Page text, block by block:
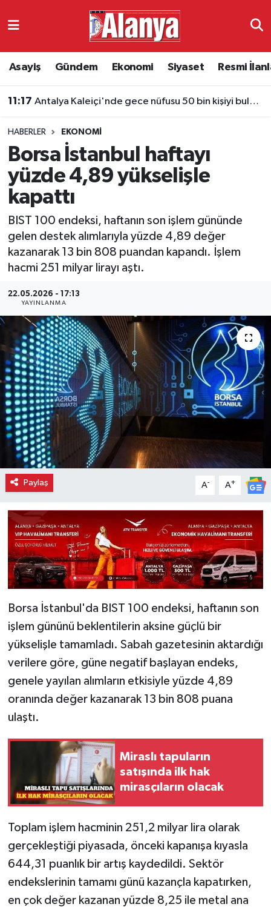
Asayiş Gündem Ekonomi Siyaset Resmi
11:17 Antalya Kaleiçi'nde gece nüfusu 50 bin kişiyi buluyor
HABERLER EKONOMI
Borsa İstanbul haftayı
yüzde 4,89 yükselişle
kapattı
BIST 100 endeksi, haftanın son işlem gününde
gelen destek alımlarıyla yüzde 4,89 değer
kazanarak 13 bin 808 puandan kapandı. İşlem
hacmi 251 milyar lirayı aştı.
22.05.2026 - 17:13
YAYINLANMA
Paylaş A- A+
Borsa İstanbul'da BIST 100 endeksi, haftanın son
işlem gününü beklentilerin aksine güçlü bir
yükselişle tamamladı. Sabah gazetesinin aktardığı
verilere göre, güne negatif başlayan endeks,
genele yayılan alımların etkisiyle yüzde 4,89
oranında değer kazanarak 13 bin 808 puana
ulaştı.
Miraslı tapuların
satışında ilk hak
mirasçıların olacak
Toplam işlem hacminin 251,2 milyar lira olarak
gerçekleştiği piyasada, önceki kapanışa kıyasla
644,31 puanlık bir artış kaydedildi. Sektör
endekslerinin tamamı günü kazançla kapatırken,
en çok değer kazanan yüzde 8,25 ile metal ana
Ekonomi
Resmi İlanlar
Alanyaspor
Turizm
E-Gazete
Antalya Namaz Vakitleri
Süper Lig Puan Durumu ve Fikstür
Tüm Manşetler
Son Dakika Haberleri
Haber Arşivi